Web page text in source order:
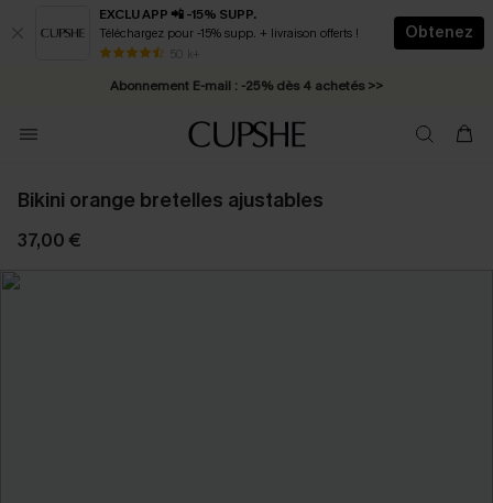
EXCLU APP 📲 -15% SUPP.
Téléchargez pour -15% supp. + livraison offerts !
50 k+
Obtenez
* Livraison éclair 2-3 jours ouvrés >>
Abonnement E-mail : -25% dès 4 achetés >>
Bikini orange bretelles ajustables
37,00 €